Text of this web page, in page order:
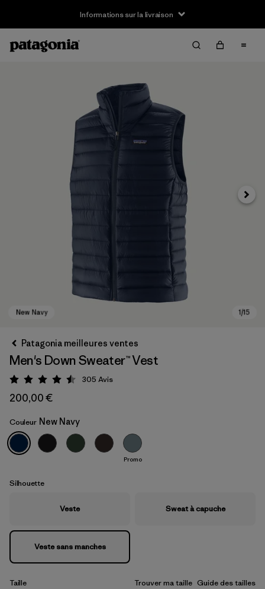
Informations sur la livraison
New Navy
Patagonia meilleures ventes
Men's Down Sweater™ Vest
Évaluation: 4.5 / 5
305 Avis
200,00 €
Couleur New Navy
Promo
Silhouette
Veste Sweat à capuche
Veste sans manches
Taille Trouver ma taille Guide des tailles